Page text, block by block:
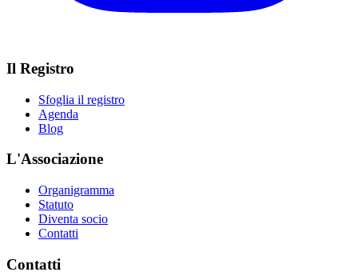
Il Registro
Sfoglia il registro
Agenda
Blog
L'Associazione
Organigramma
Statuto
Diventa socio
Contatti
Contatti